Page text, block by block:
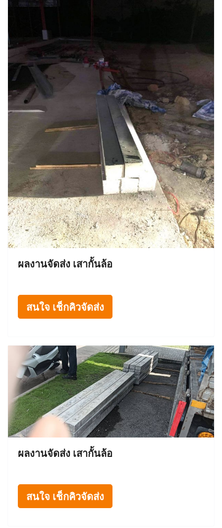
ผลงานจัดส่ง เสากั้นล้อ
สนใจ เช็กคิวจัดส่ง
ผลงานจัดส่ง เสากั้นล้อ
สนใจ เช็กคิวจัดส่ง